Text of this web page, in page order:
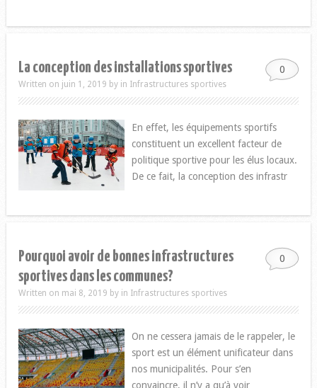
0
La conception des installations sportives
Written on juin 1, 2019 by in Infrastructures sportives
En effet, les équipements sportifs
constituent un excellent facteur de
politique sportive pour les élus locaux.
De ce fait, la conception des infrastr
0
Pourquoi avoir de bonnes infrastructures
sportives dans les communes?
Written on mai 8, 2019 by in Infrastructures sportives
On ne cessera jamais de le rappeler, le
sport est un élément unificateur dans
nos municipalités. Pour s’en
convaincre, il n’y a qu’à voir